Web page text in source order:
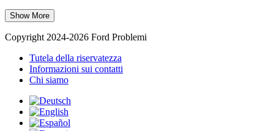
Show More
Copyright 2024-2026 Ford Problemi
Tutela della riservatezza
Informazioni sui contatti
Chi siamo